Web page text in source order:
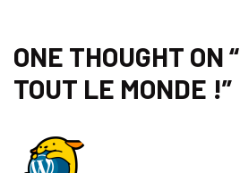
ONE THOUGHT ON “
TOUT LE MONDE !”